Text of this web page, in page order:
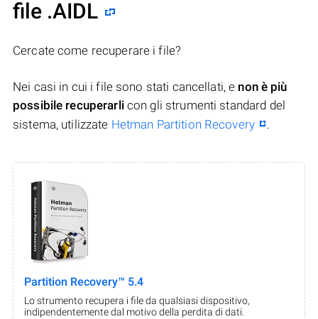
file .AIDL
Cercate come recuperare i file?
Nei casi in cui i file sono stati cancellati, e non è più
possibile recuperarlicon gli strumenti standard del
sistema, utilizzate Hetman Partition Recovery .
Partition Recovery™ 5.4
Lo strumento recupera i file da qualsiasi dispositivo,
indipendentemente dal motivo della perdita di dati.